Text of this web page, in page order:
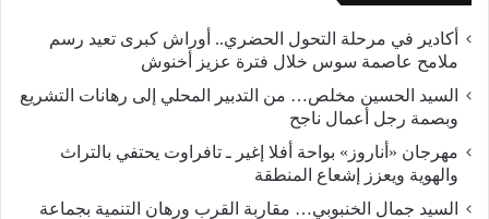
أكادير في مرحلة التحول الحضري.. أوراش كبرى تعيد رسم
ملامح عاصمة سوس خلال فترة عزيز أخنوش
السيد الحسين مخلص… من التدبير المحلي إلى رهانات التشريع
وبصمة رجل أعمال ناجح
مهرجان «أناروز» بواحة أفلا إغير ـ تافراوت يحتفي بالتراث
والهوية ويعزز إشعاع المنطقة
السيد جمال الخنبوبي… مقاربة القرب ورهان التنمية بجماعة